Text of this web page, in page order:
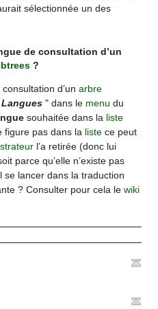
sélectionnée un des
de consultation d’un
?
d’un arbre
Langues " dans le menu du
souhaitée dans la liste
figure pas dans la listece peut
l’a retirée (donc lui
parce qu’elle n’existe pas
lancer dans la traduction
? Consulter pour cela le wiki